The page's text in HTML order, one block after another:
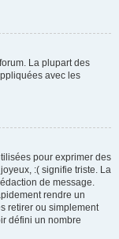
La plupart des
avec les
pour exprimer des
:( signifie triste. La
de message.
rendre un
retirer ou simplement
défini un nombre